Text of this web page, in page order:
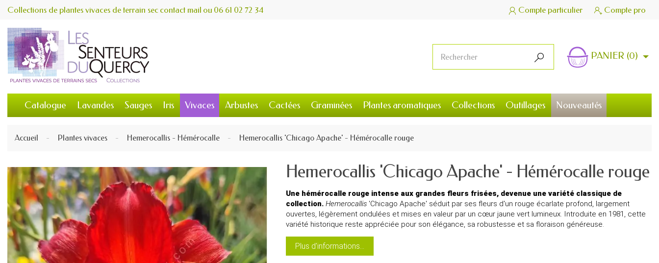
Collections de plantes vivaces de terrain sec contact mail ou 06 61 02 72 34  Compte particulier  Compte pro
 PANIER (0)
Catalogue Lavandes Sauges Iris Vivaces Arbustes Cactées Graminées Plantes aromatiques Collections Outillages Nouveautés
Accueil Plantes vivaces Hemerocallis - Hémérocalle Hemerocallis 'Chicago Apache' - Hémérocalle rouge
Hemerocallis 'Chicago Apache' - Hémérocalle rouge
Une hémérocalle rouge intense aux grandes fleurs frisées, devenue une variété classique de
collection. Hemerocallis 'Chicago Apache' séduit par ses fleurs d'un rouge écarlate profond, largement
ouvertes, légèrement ondulées et mises en valeur par un cœur jaune vert lumineux. Introduite en 1981, cette
variété historique reste appréciée pour son élégance, sa robustesse et sa floraison généreuse.
Plus d'informations...